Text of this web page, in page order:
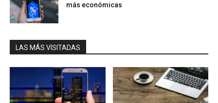
más económicas
LAS MÁS VISITADAS